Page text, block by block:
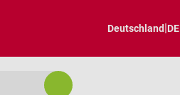
Deutschland|DE